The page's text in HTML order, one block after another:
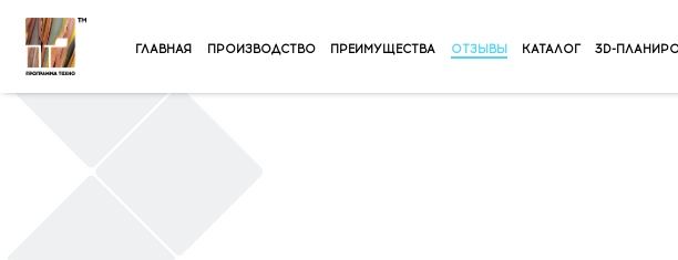
ГЛАВНАЯ ПРОИЗВОДСТВО ПРЕИМУЩЕСТВА ОТЗЫВЫ КАТАЛОГ 3D-